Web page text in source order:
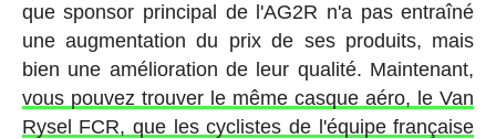
que sponsor principal de l'AG2R n'a pas entraîné
une augmentation du prix de ses produits, mais
bien une amélioration de leur qualité. Maintenant,
vous pouvez trouver le même casque aéro, le Van
Rysel FCR, que les cyclistes de l'équipe française